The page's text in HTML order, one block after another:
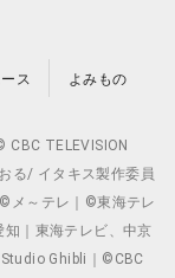
ス よみもの
TELEVISION
る/ イタキス製作委員
メ～テレ｜©東海テレ
知｜東海テレビ、中京
Ghibli｜©CBC